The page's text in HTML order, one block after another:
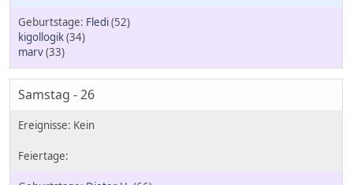
Fledi(52)
kigollogik(34)
marv(33)
Samstag - 26